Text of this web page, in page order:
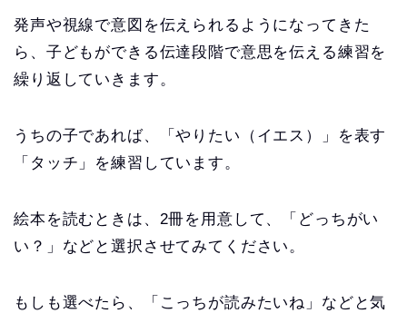
発声や視線で意図を伝えられるようになってきた
ら、子どもができる伝達段階で意思を伝える練習を
繰り返していきます。
うちの子であれば、「やりたい（イエス）」を表す
「タッチ」を練習しています。
絵本を読むときは、2冊を用意して、「どっちがい
い？」などと選択させてみてください。
もしも選べたら、「こっちが読みたいね」などと気